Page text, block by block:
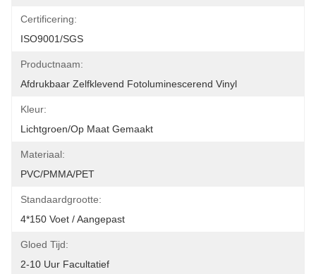
Certificering:
ISO9001/SGS
Productnaam:
Afdrukbaar Zelfklevend Fotoluminescerend Vinyl
Kleur:
Lichtgroen/op Maat Gemaakt
Materiaal:
PVC/PMMA/PET
Standaardgrootte:
4*150 Voet / Aangepast
Gloed Tijd:
2-10 Uur Facultatief